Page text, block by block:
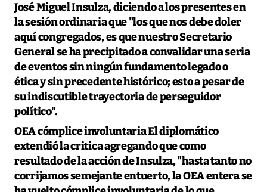
José Miguel Insulza, diciendo a los presentes en
la sesión ordinaria que "los que nos debe doler
aquí congregados, es que nuestro Secretario
General se ha precipitado a convalidar una seria
de eventos sin ningún fundamento legado o
ética y sin precedente histórico; esto a pesar de
su indiscutible trayectoria de perseguidor
político".
OEA cómplice involuntariaEl diplomático
extendió la critica agregando que como
resultado de la acción de Insulza, "hasta tanto no
corrijamos semejante entuerto, la OEA entera se